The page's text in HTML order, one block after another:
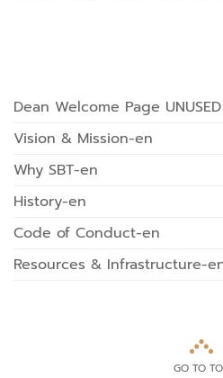
Dean Welcome Page UNUSED
Vision & Mission-en
Why SBT-en
History-en
Code of Conduct-en
Resources & Infrastructure-
GO TO